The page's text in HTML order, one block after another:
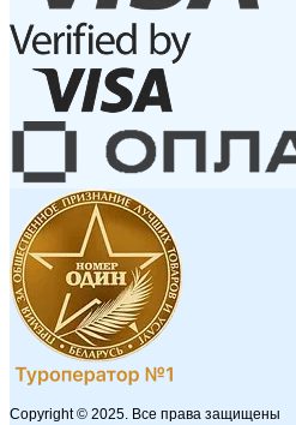
Copyright © 2025. Все права защищены